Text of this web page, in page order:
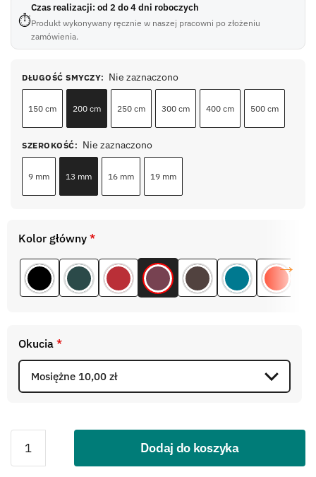
⏱
Czas realizacji: od 2 do 4 dni roboczych
Produkt wykonywany ręcznie w naszej pracowni po złożeniu
zamówienia.
DŁUGOŚĆ SMYCZY: Nie zaznaczono
150 cm 200 cm 250 cm 300 cm 400 cm 500 cm
SZEROKOŚĆ: Nie zaznaczono
9 mm 13 mm 16 mm 19 mm
Kolor główny *
Okucia *
Dodaj do koszyka